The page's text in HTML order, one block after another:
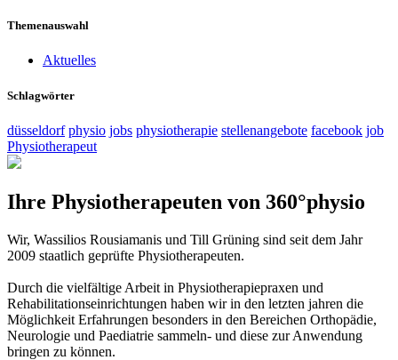
Themenauswahl
Aktuelles
Schlagwörter
düsseldorf physio jobs physiotherapie stellenangebote facebook job
Physiotherapeut
Ihre Physiotherapeuten von 360°physio
Wir, Wassilios Rousiamanis und Till Grüning sind seit dem Jahr
2009 staatlich geprüfte Physiotherapeuten.
Durch die vielfältige Arbeit in Physiotherapiepraxen und
Rehabilitationseinrichtungen haben wir in den letzten jahren die
Möglichkeit Erfahrungen besonders in den Bereichen Orthopädie,
Neurologie und Paediatrie sammeln- und diese zur Anwendung
bringen zu können.